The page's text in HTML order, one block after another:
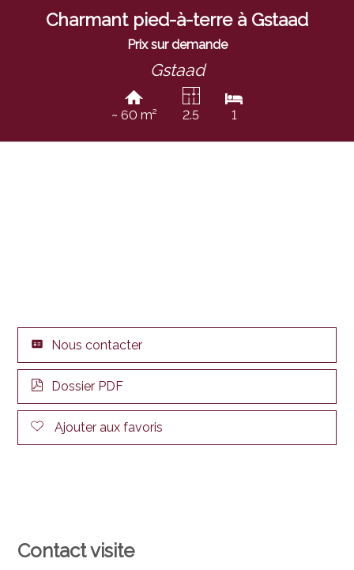
Charmant pied-à-terre à Gstaad
Prix sur demande
Gstaad
~ 60 m² 2.5 1
Nous contacter
Dossier PDF
Ajouter aux favoris
Contact visite